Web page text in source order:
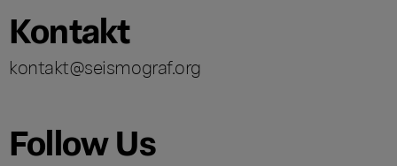
Kontakt
kontakt@seismograf.org
Follow Us